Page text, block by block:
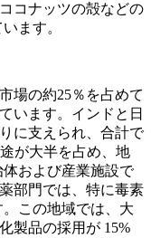
コナッツの殻などの
ます。
場の約25％を占めて
います。インドと日
に支えられ、合計で
が大半を占め、地
および産業施設で
部門では、特に毒素
この地域では、大
製品の採用が 15%